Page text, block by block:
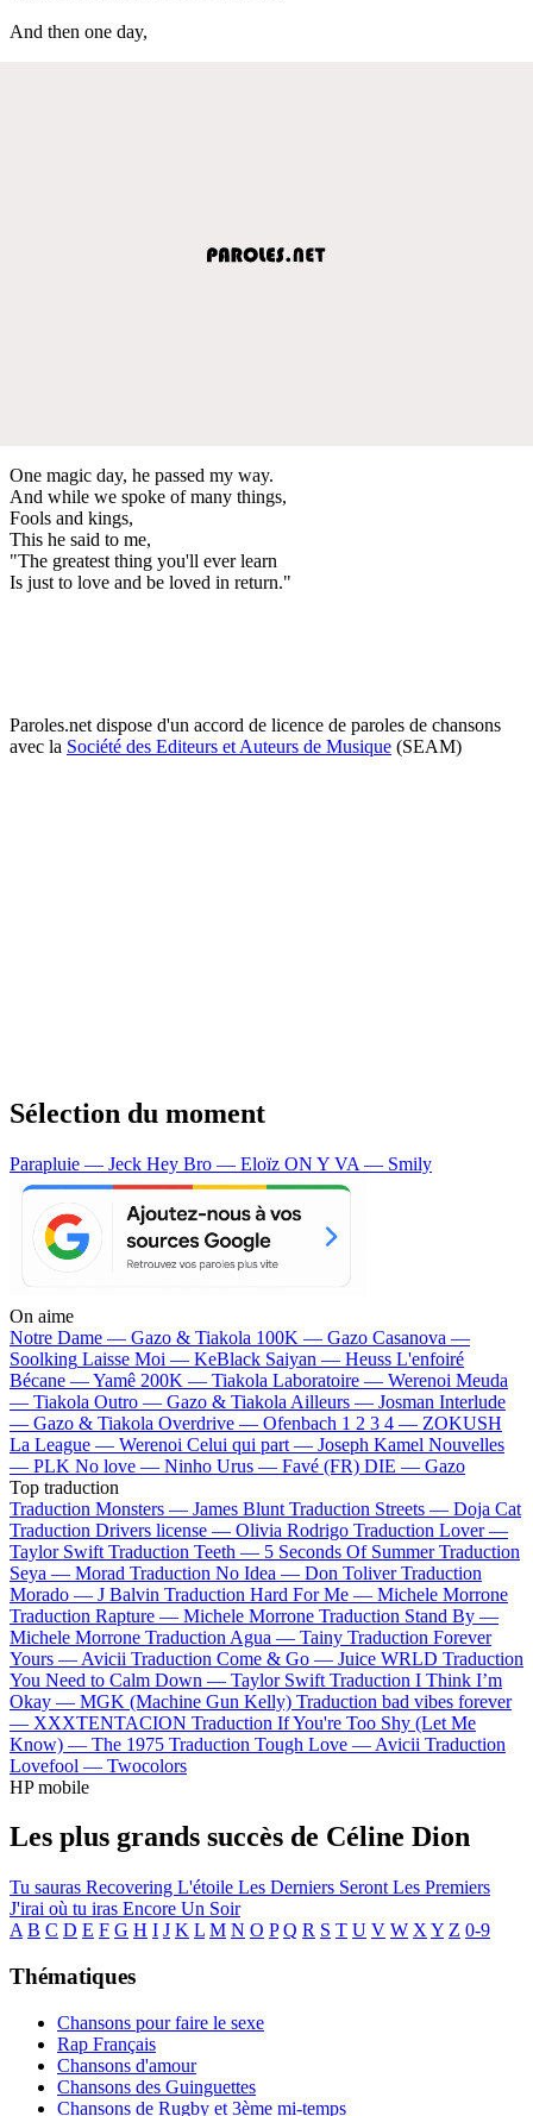
And then one day,
One magic day, he passed my way.
And while we spoke of many things,
Fools and kings,
This he said to me,
"The greatest thing you'll ever learn
Is just to love and be loved in return."
Paroles.net dispose d'un accord de licence de paroles de chansons
avec la Société des Editeurs et Auteurs de Musique (SEAM)
Sélection du moment
Parapluie — Jeck Hey Bro — Eloïz ON Y VA — Smily
On aime
Notre Dame — Gazo & Tiakola 100K — Gazo Casanova —
Soolking Laisse Moi — KeBlack Saiyan — Heuss L'enfoiré
Bécane —Yamê 200K — Tiakola Laboratoire — Werenoi Meuda
— Tiakola Outro — Gazo & Tiakola Ailleurs — Josman Interlude
— Gazo & Tiakola Overdrive — Ofenbach 1 2 3 4 — ZOKUSH
La League — Werenoi Celui qui part — Joseph Kamel Nouvelles
— PLK No love — Ninho Urus — Favé (FR) DIE — Gazo
Top traduction
Traduction Monsters — James Blunt Traduction Streets — Doja Cat
Traduction Drivers license — Olivia Rodrigo Traduction Lover —
Taylor Swift Traduction Teeth — 5 Seconds Of Summer Traduction
Seya — Morad Traduction No Idea — Don Toliver Traduction
Morado — J Balvin Traduction Hard For Me — Michele Morrone
Traduction Rapture — Michele Morrone Traduction Stand By —
Michele Morrone Traduction Agua — Tainy Traduction Forever
Yours — Avicii Traduction Come & Go — Juice WRLD Traduction
You Need to Calm Down — Taylor Swift Traduction I Think I’m
Okay — MGK (Machine Gun Kelly) Traduction bad vibes forever
— XXXTENTACION Traduction If You're Too Shy (Let Me
Know) — The 1975 Traduction Tough Love — Avicii Traduction
Lovefool — Twocolors
HP mobile
Les plus grands succès de Céline Dion
Tu sauras Recovering L'étoile Les Derniers Seront Les Premiers
J'irai où tu iras Encore Un Soir
A B C D E F G H I J K L M N O P Q R S T U V W X Y Z 0-9
Thématiques
Chansons pour faire le sexe
Rap Français
Chansons d'amour
Chansons des Guinguettes
Chansons de Rugby et 3ème mi-temps